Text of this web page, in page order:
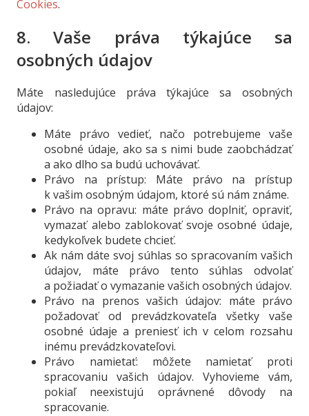
Cookies.
8. Vaše práva týkajúce sa
osobných údajov
Máte nasledujúce práva týkajúce sa osobných
údajov:
Máte právo vedieť, načo potrebujeme vaše
osobné údaje, ako sa s nimi bude zaobchádzať
a ako dlho sa budú uchovávať.
Právo na prístup: Máte právo na prístup
k vašim osobným údajom, ktoré sú nám známe.
Právo na opravu: máte právo doplniť, opraviť,
vymazať alebo zablokovať svoje osobné údaje,
kedykoľvek budete chcieť.
Ak nám dáte svoj súhlas so spracovaním vašich
údajov, máte právo tento súhlas odvolať
a požiadať o vymazanie vašich osobných údajov.
Právo na prenos vašich údajov: máte právo
požadovať od prevádzkovateľa všetky vaše
osobné údaje a preniesť ich v celom rozsahu
inému prevádzkovateľovi.
Právo namietať: môžete namietať proti
spracovaniu vašich údajov. Vyhovieme vám,
pokiaľ neexistujú oprávnené dôvody na
spracovanie.